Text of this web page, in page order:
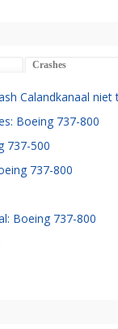
Crashes
Calandkanaal niet
Boeing 737-800
737-500
737-800
Boeing 737-800